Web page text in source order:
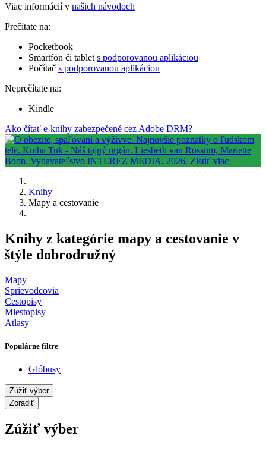
Viac informácií v našich návodoch
Prečítate na:
Pocketbook
Smartfón či tablet s podporovanou aplikáciou
Počítač s podporovanou aplikáciou
Neprečítate na:
Kindle
Ako čítať e-knihy zabezpečené cez Adobe DRM?
Knihy
Mapy a cestovanie
Knihy z kategórie mapy a cestovanie v
štýle dobrodružný
Mapy
Sprievodcovia
Cestopisy
Miestopisy
Atlasy
Populárne filtre
Glóbusy
Zúžiť výber
Zoradiť
Zúžiť výber